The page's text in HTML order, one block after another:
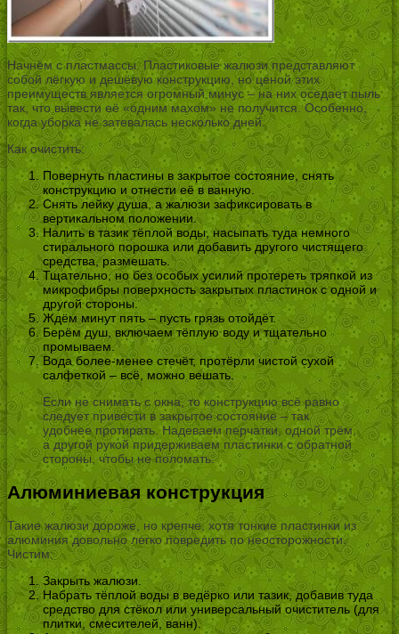
Начнём с пластмассы. Пластиковые жалюзи представляют
собой лёгкую и дешёвую конструкцию, но ценой этих
преимуществ является огромный минус – на них оседает пыль
так, что вывести её «одним махом» не получится. Особенно,
когда уборка не затевалась несколько дней.
Как очистить:
Повернуть пластины в закрытое состояние, снять
конструкцию и отнести её в ванную.
Снять лейку душа, а жалюзи зафиксировать в
вертикальном положении.
Налить в тазик тёплой воды, насыпать туда немного
стирального порошка или добавить другого чистящего
средства, размешать.
Тщательно, но без особых усилий протереть тряпкой из
микрофибры поверхность закрытых пластинок с одной и
другой стороны.
Ждём минут пять – пусть грязь отойдёт.
Берём душ, включаем тёплую воду и тщательно
промываем.
Вода более-менее стечёт, протёрли чистой сухой
салфеткой – всё, можно вешать.
Если не снимать с окна, то конструкцию всё равно
следует привести в закрытое состояние – так
удобнее протирать. Надеваем перчатки, одной трём,
а другой рукой придерживаем пластинки с обратной
стороны, чтобы не поломать.
Алюминиевая конструкция
Такие жалюзи дороже, но крепче, хотя тонкие пластинки из
алюминия довольно легко повредить по неосторожности.
Чистим:
Закрыть жалюзи.
Набрать тёплой воды в ведёрко или тазик, добавив туда
средство для стёкол или универсальный очиститель (для
плитки, смесителей, ванн).